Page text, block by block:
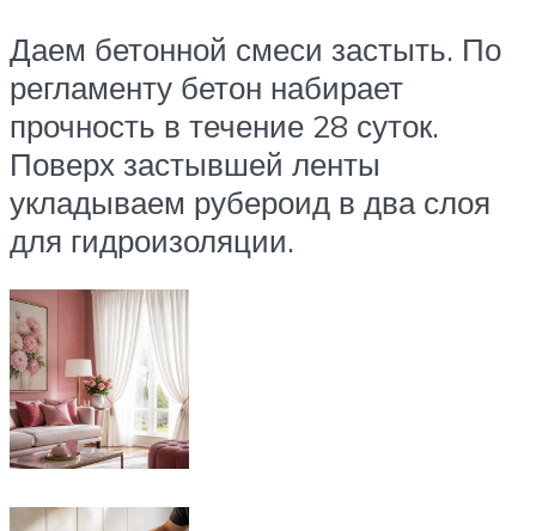
Даем бетонной смеси застыть. По
регламенту бетон набирает
прочность в течение 28 суток.
Поверх застывшей ленты
укладываем рубероид в два слоя
для гидроизоляции.